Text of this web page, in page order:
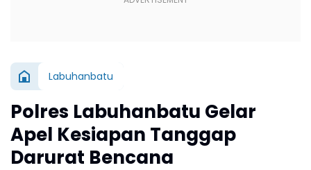
Labuhanbatu
Polres Labuhanbatu Gelar
Apel Kesiapan Tanggap
Darurat Bencana